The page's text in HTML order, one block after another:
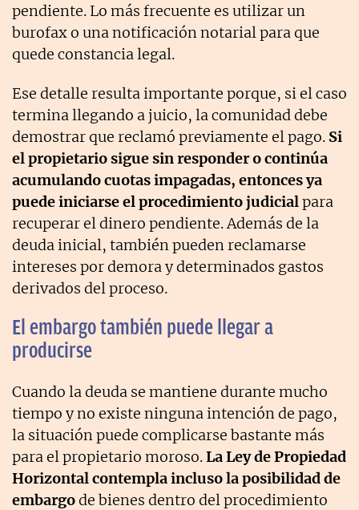
pendiente. Lo más frecuente es utilizar un
burofax o una notificación notarial para que
quede constancia legal.
Ese detalle resulta importante porque, si el caso
termina llegando a juicio, la comunidad debe
demostrar que reclamó previamente el pago. Si
el propietario sigue sin responder o continúa
acumulando cuotas impagadas, entonces ya
puede iniciarse el procedimiento judicialpara
recuperar el dinero pendiente. Además de la
deuda inicial, también pueden reclamarse
intereses por demora y determinados gastos
derivados del proceso.
El embargo también puede llegar a
producirse
Cuando la deuda se mantiene durante mucho
tiempo y no existe ninguna intención de pago,
la situación puede complicarse bastante más
para el propietario moroso.La Ley de Propiedad
Horizontal contempla incluso la posibilidad de
embargode bienes dentro del procedimiento